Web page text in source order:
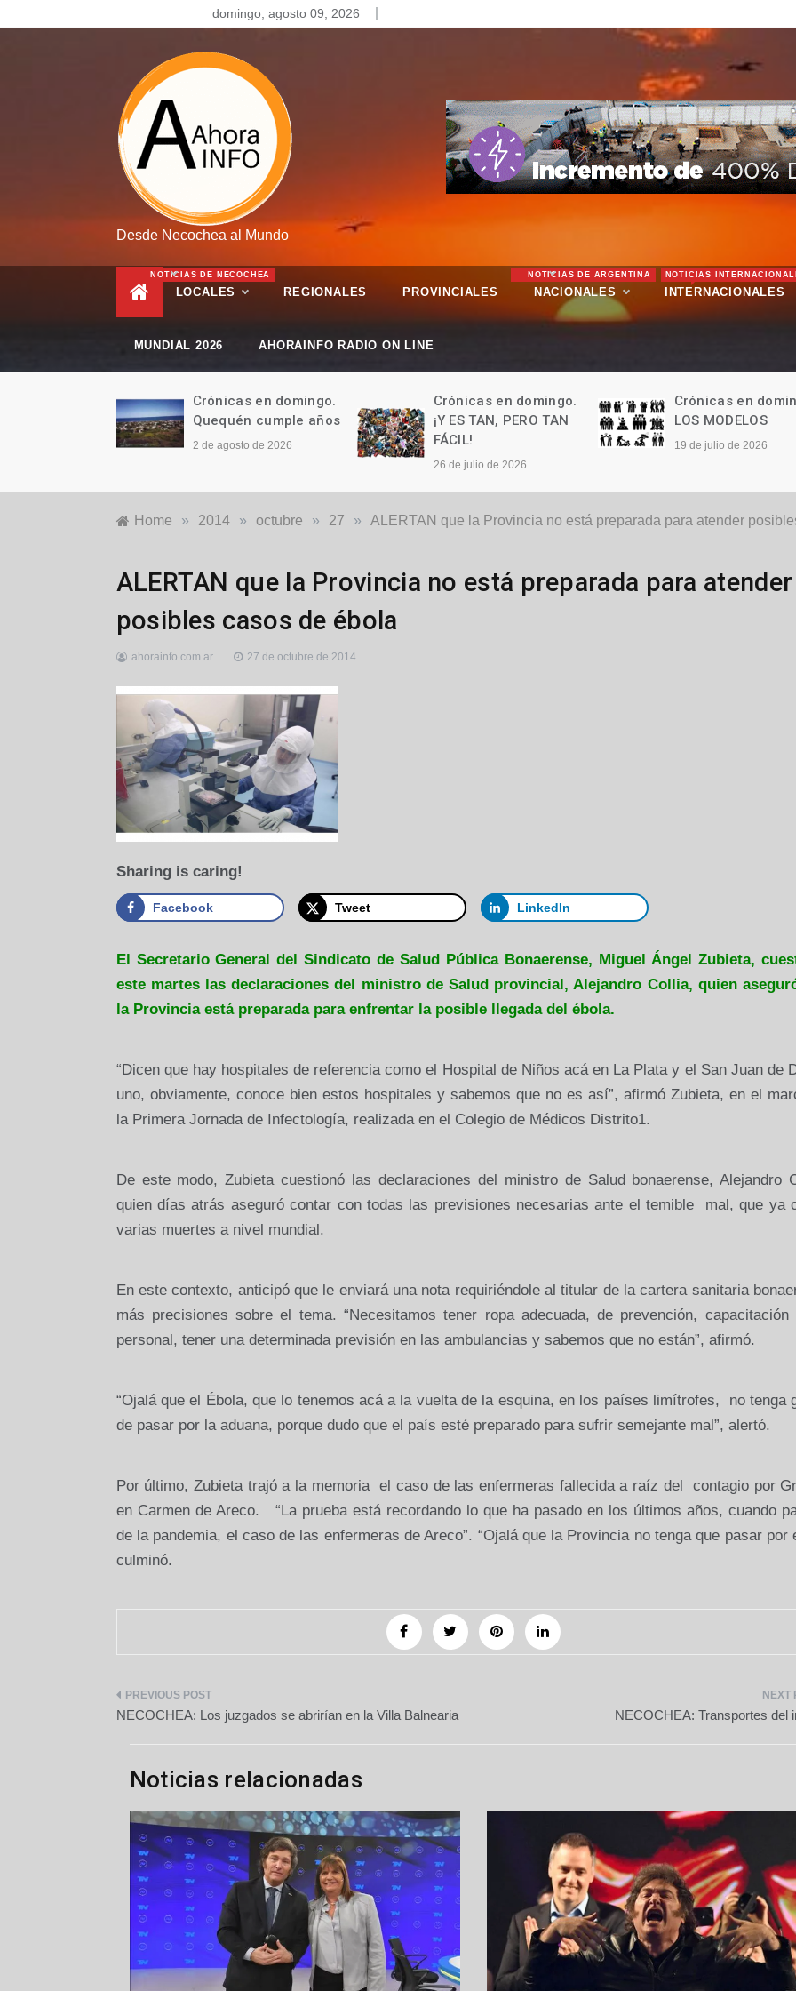
to
domingo, agosto 09, 2026
Desde Necochea al Mundo
LOCALES
NOTICIAS DE NECOCHEA
REGIONALES PROVINCIALES NACIONALES
NOTICIAS DE ARGENTINA
INTERNACIONALES
NOTICIAS
MUNDIAL 2026 AHORAINFO RADIO ON LINE
Crónicas en domingo.
¡Y ES TAN, PERO TAN
FÁCIL!
Crónicas en domingo.
LOS MODELOS
19 de julio de 2026
Crónicas en
Las palabras
12 de julio de 2026
Home » 2014 » octubre » 27 » ALERTAN que la Provincia no está preparada para atender
Nacionales ,
Salud
ALERTAN que la Provincia no está preparada para atender
posibles casos de ébola
ahorainfo.com.ar 27 de octubre de 2014
Sharing is caring!
Facebook Tweet LinkedIn
El Secretario General del Sindicato de Salud Pública Bonaerense, Miguel Ángel Zubieta,
este martes las declaraciones del ministro de Salud provincial, Alejandro Collia, quien
la Provincia está preparada para enfrentar la posible llegada del ébola.
“Dicen que hay hospitales de referencia como el Hospital de Niños acá en La Plata y el San Juan de
uno, obviamente, conoce bien estos hospitales y sabemos que no es así”, afirmó Zubieta, en el
la Primera Jornada de Infectología, realizada en el Colegio de Médicos Distrito1.
De este modo, Zubieta cuestionó las declaraciones del ministro de Salud bonaerense, Alejandro
quien días atrás aseguró contar con todas las previsiones necesarias ante el temible mal, que ya
varias muertes a nivel mundial.
En este contexto, anticipó que le enviará una nota requiriéndole al titular de la cartera sanitaria
más precisiones sobre el tema. “Necesitamos tener ropa adecuada, de prevención, capacitación
personal, tener una determinada previsión en las ambulancias y sabemos que no están”, afirmó.
“Ojalá que el Ébola, que lo tenemos acá a la vuelta de la esquina, en los países limítrofes, no tenga
de pasar por la aduana, porque dudo que el país esté preparado para sufrir semejante mal”, alertó.
Por último, Zubieta trajó a la memoria el caso de las enfermeras fallecida a raíz del contagio por
en Carmen de Areco. “La prueba está recordando lo que ha pasado en los últimos años, cuando
de la pandemia, el caso de las enfermeras de Areco”. “Ojalá que la Provincia no tenga que pasar por
culminó.
Navegación
de
entradas
NECOCHEA: Los juzgados se abrirían en la Villa Balnearia NECOCHEA: Transportes del
Noticias relacionadas